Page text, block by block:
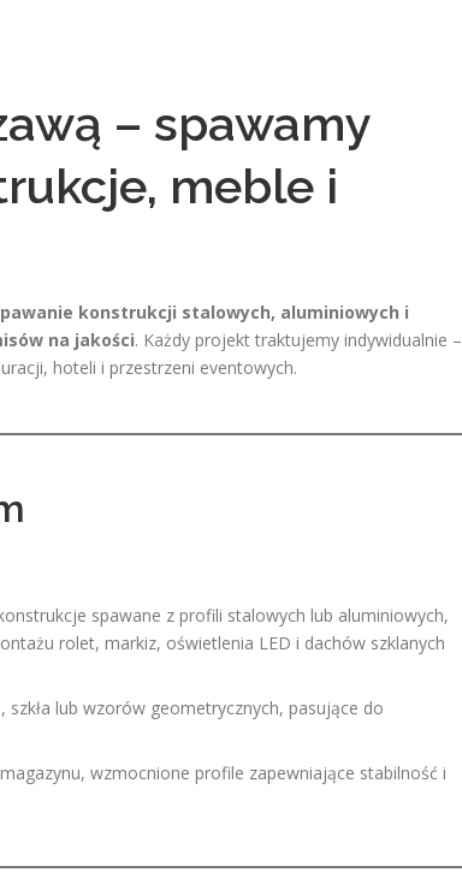
– spawamy
meble i
konstrukcji stalowych, aluminiowych i
na jakości. Każdy projekt traktujemy indywidualnie –
hoteli i przestrzeni eventowych.
spawane z profili stalowych lub aluminiowych,
rolet, markiz, oświetlenia LED i dachów szklanych
szkła lub wzorów geometrycznych, pasujące do
wzmocnione profile zapewniające stabilność i